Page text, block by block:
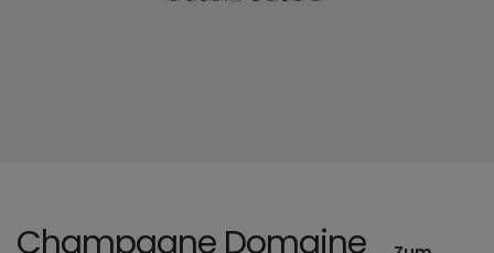
Champagne Domaine